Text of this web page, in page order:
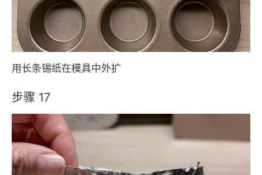
用长条锡纸在模具中外扩
步骤 17